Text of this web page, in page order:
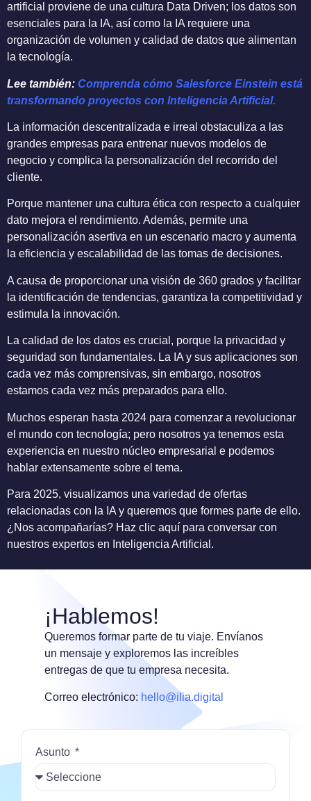
artificial proviene de una cultura Data Driven; los datos son
esenciales para la IA, así como la IA requiere una
organización de volumen y calidad de datos que alimentan
la tecnología.
Lee también: Comprenda cómo Salesforce Einstein está
transformando proyectos con Inteligencia Artificial.
La información descentralizada e irreal obstaculiza a las
grandes empresas para entrenar nuevos modelos de
negocio y complica la personalización del recorrido del
cliente.
Porque mantener una cultura ética con respecto a cualquier
dato mejora el rendimiento. Además, permite una
personalización asertiva en un escenario macro y aumenta
la eficiencia y escalabilidad de las tomas de decisiones.
A causa de proporcionar una visión de 360 grados y facilitar
la identificación de tendencias, garantiza la competitividad y
estimula la innovación.
La calidad de los datos es crucial, porque la privacidad y
seguridad son fundamentales. La IA y sus aplicaciones son
cada vez más comprensivas, sin embargo, nosotros
estamos cada vez más preparados para ello.
Muchos esperan hasta 2024 para comenzar a revolucionar
el mundo con tecnología; pero nosotros ya tenemos esta
experiencia en nuestro núcleo empresarial e podemos
hablar extensamente sobre el tema.
Para 2025, visualizamos una variedad de ofertas
relacionadas con la IA y queremos que formes parte de ello.
¿Nos acompañarías? Haz clic aquí para conversar con
nuestros expertos en Inteligencia Artificial.
Asunto
¡Hablemos!
Queremos formar parte de tu viaje. Envíanos
un mensaje y exploremos las increíbles
entregas de que tu empresa necesita.
Correo electrónico: hello@ilia.digital